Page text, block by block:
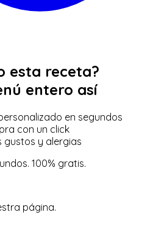
esta receta?
entero así
en segundos
con un click
y alergias
100% gratis.
página.